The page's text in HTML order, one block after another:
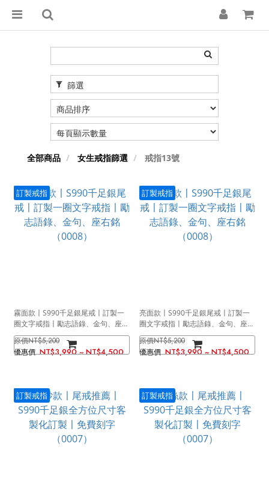
篩選
全部商品 女生戒指篩選 戒指13號
訂製戒指
霧面款〡S990千足銀尾戒〡訂製一
圈文字戒指〡勵志語錄、金句、座右
銘（0008）
NT$5,200
NT$3,990 ~ NT$4,500
訂製戒指
亮面款〡S990千足銀尾戒〡訂製一
圈文字戒指〡勵志語錄、金句、座右
銘（0008）
NT$5,200
NT$3,990 ~ NT$4,500
訂製戒指 訂製戒指